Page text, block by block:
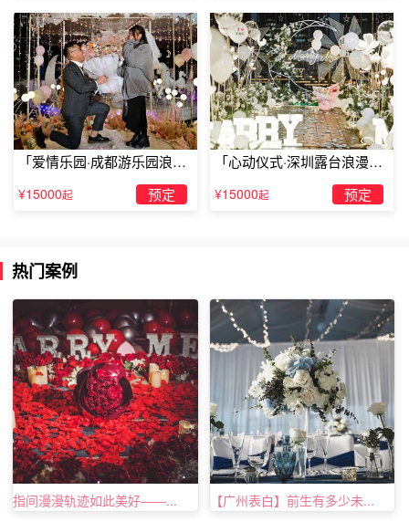
上系上一根绳子，然后在绳子的另外一端系上戒指，然后你
让她慢慢的移动绳子，放戒指滑落到她眼前她一定特别惊
喜，女生梦想的一刻便是求婚，所以抓住时机，把心中想说
的说出来，然后拿着戒指跟她说“亲爱的，让我为你戴上
它，嫁给我吧”。
恋爱纪念日求婚：爱心早餐求婚
「爱情乐园·成都游乐园浪漫
求婚」
¥15000起 预定
「心动仪式·深圳露台浪漫求
婚」
¥15000起 预定
热门案例
指间漫漫轨迹如此美好——... 【广州表白】前生有多少未...